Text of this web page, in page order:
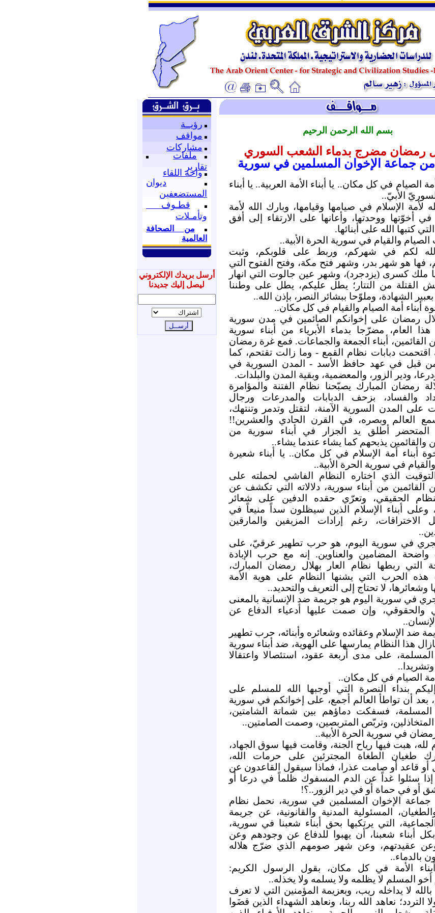
ـ
ـ
رؤيــة
مواقف
مشاركات
ملفات
تقارير
واحة اللقاء
ديوان
المستضعفين
قطـوف
وتأمـلات
من الصحافة
العالمية
أرسل بريدك الإلكتروني
ليصل إليك جديدنا
بسم الله الرحمن الرحيم
رمضان مضرج بدماء الشعب السوري
من جماعة الإخوان المسلمين في سورية
أمة الصيام في كل مكان.. يا أبناء الأمة العربية.. يا أبناء
الأبيّ..
لأمة الإسلام في صيامها وقيامها، وبارك الله لأمة
في أخوّتها ووحدتها، وأعانها على الارتقاء إلى أفق
كتبها الله على أبنائها.
الصيام والقيام في سورية الحرة الأبية..
لكم في شهركم، وربط على قلوبكم، وثبت
فها هو شهر بدر، وشهر فتح مكة، وفتح الفتوح التي
ملك كسرى (يزدجرد)، وشهر عين جالوت التي انهار
القتلة من التتار؛ يطل عليكم، يطل على وطننا
الشهادة، وملوّحا ببشائر النصر، بإذن الله..
أبناء أمة الصيام والقيام في كل مكان..
رمضان على إخوانكم الصائمين في مدن سورية
هذا العام، مضرّجا بدماء الأبرياء من أبناء سورية
القائمين، أبناء الجمعة والجماعات. فمع غرة رمضان
اقتحمت دبابات نظام القمع - وما زالت تقتحم، كما
قبل في عهد حافظ الأسد - المدن السورية في
ودير الزور، والمعضمية، وبقية المدن والبلدات.
رمضان المبارك يصبّحنا نظام الفتنة والمؤامرة
والفساد، بزحف الدبابات والمدرعات ورجال
على المدن السورية الآمنة، لتقتل وتدمر وتنتهك،
العالم وبصره، في القرن الحادي والعشرين!!
المتحضر أطلق يد الجزار في أبناء سورية من
والقائمين يذبحهم كما يشاء عندما يشاء..
أبناء أمة الإسلام في كل مكان.. يا أبناء شعيرة
في سورية الحرة الأبية..
الذي اختاره النظام الفاشي لحملته على
القائمين من أبناء سورية، دلالاته التي تكشف عن
الحقيقي، وتعرّي حقده الدفين على شعائر
وعلى أبناء الإسلام الذين سيظلون سداً منيعاً في
الاختراقات، رغم إرادات المزيفين والمارقين
في سورية اليوم، هو حرب تطهير عرقيّ، على
واضحة المضامين والعناوين. إنه مع حرب الإبادة
التي ربطها نظام العار بهلال رمضان المبارك،
هذه الحرب التي يشنها النظام على هوية الأمة
وشعائرها، لا تحتاج إلى التعريف والتحديد..
في سورية اليوم هو جريمة ضد الإنسانية بالمعنى
والحقوقي، وإن صمت عليها أدعياء الدفاع عن
ضد الإسلام وعقائده وشعائره وأبنائه، حرب تطهير
هذا النظام يمارسها على الهوية، ضد أبناء سورية
المسلمة، على مدى أربعة عقود، استئصالا واعتقالا
أمة الصيام في كل مكان..
بنداء النصرة التي أوجبها الله للمسلم على
بعد أن تواطأ العالم أجمع، على إخوانكم في سورية
المسلمة، فسفكت دماؤهم بين شماتة الشامتين،
وتربّص المتربصين، وصمت الصامتين..
رمضان في سورية الحرة الأبية..
لله، هبت فيها رياح الجنة، وقامت فيها سوق الجهاد،
طغيان الطغاة المجترئين على حرمات الله،
أو قاعد أو صامت عذرا، فماذا سيقول القاعدون عن
إذا سئلوا غداً عن الدم المسفوك ظلماً في درعا أو
أو في حماة أو في دير الزور..؟!
جماعة الإخوان المسلمين في سورية، نحمل نظام
المسئولية المدنية والقانونية، عن جريمة
الجماعية، التي يرتكبها بحق أبناء شعبنا في سورية،
أبناء شعبنا، أن يهبوا للدفاع عن وجودهم وعن
عقيدتهم، وعن شهر صومهم الذي ضرّج هلاله
بالدماء..
الأمة في كل مكان، بقول الرسول الكريم:
أخو المسلم لا يظلمه ولا يسلمه ولا يخذله..
بالله لا يداخله ريب، وبعزيمة المؤمنين التي لا تعرف
التردد؛ نعاهد الله ربنا، ونعاهد الشهداء الذين قضَوا